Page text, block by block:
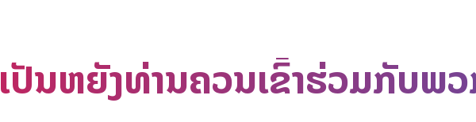
ເປັນຫຍັງທ່ານຄວນເຂົ້າຮ່ວມກັບພວ